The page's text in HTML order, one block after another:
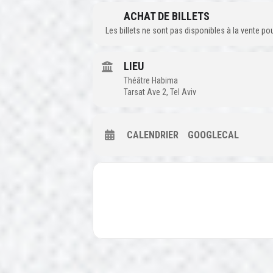
ACHAT DE BILLETS
Les billets ne sont pas disponibles à la vente
LIEU
Théâtre Habima
Tarsat Ave 2, Tel Aviv
CALENDRIER GOOGLECAL